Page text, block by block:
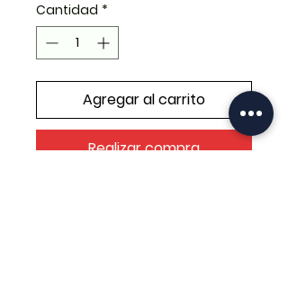
Cantidad *
Agregar al carrito
Realizar compra